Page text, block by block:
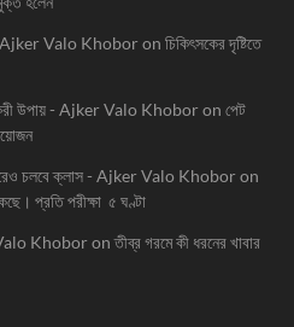
- Ajker Valo Khobor onচিকিৎসকের দৃষ্টিতে
উপায় - Ajker Valo Khobor onপেট
চলবে ক্লাস - Ajker Valo Khobor on
প্রতি পরীক্ষা ৫ ঘণ্টা
Valo Khobor onতীব্র গরমে কী ধরনের খাবার